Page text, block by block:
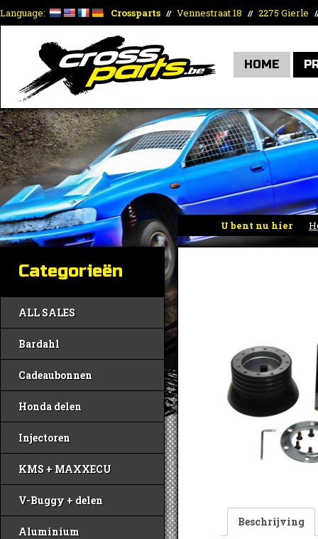
Language: Crossparts // Vennestraat 18 // 2275 Gierle
HOME
U bent nu hier
Categorieën
ALL SALES
Bardahl
Cadeaubonnen
Honda delen
Injectoren
KMS + MAXXECU
V-Buggy + delen
Aluminium
Beschrijving